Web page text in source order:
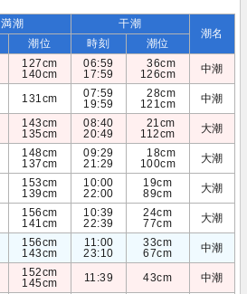
満潮 干潮
潮名
潮位 時刻
潮位
127cm
140cm
06:59
17:59
36cm
126cm
中潮
131cm
07:59
19:59
28cm
121cm
中潮
143cm
135cm
08:40
20:49
21cm
112cm
大潮
148cm
137cm
09:29
21:29
18cm
100cm
大潮
153cm
139cm
10:00
22:00
19cm
89cm
大潮
156cm
141cm
10:39
22:39
24cm
77cm
大潮
156cm
143cm
11:00
23:10
33cm
67cm
中潮
152cm
145cm
11:39 43cm 中潮